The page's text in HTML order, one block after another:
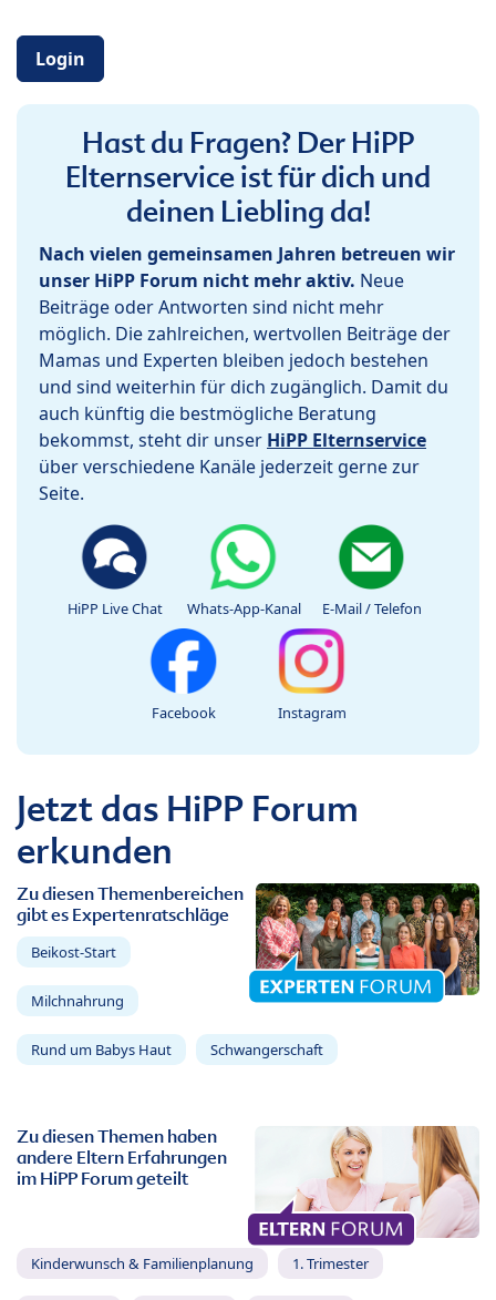
Login
Hast du Fragen? Der HiPP
Elternservice ist für dich und
deinen Liebling da!
Nach vielen gemeinsamen Jahren betreuen wir
unser HiPP Forum nicht mehr aktiv. Neue
Beiträge oder Antworten sind nicht mehr
möglich. Die zahlreichen, wertvollen Beiträge der
Mamas und Experten bleiben jedoch bestehen
und sind weiterhin für dich zugänglich. Damit du
auch künftig die bestmögliche Beratung
bekommst, steht dir unser HiPP Elternservice
über verschiedene Kanäle jederzeit gerne zur
Seite.
HiPP Live Chat Whats-App-Kanal E-Mail / Telefon
Facebook Instagram
Jetzt das HiPP Forum
erkunden
Zu diesen Themenbereichen
gibt es Expertenratschläge
Beikost-Start
Milchnahrung
Rund um Babys Haut Schwangerschaft
Zu diesen Themen haben
andere Eltern Erfahrungen
im HiPP Forum geteilt
Kinderwunsch & Familienplanung 1. Trimester